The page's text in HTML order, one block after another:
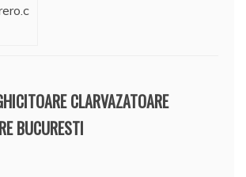
CLARVAZATOARE
BUCURESTI